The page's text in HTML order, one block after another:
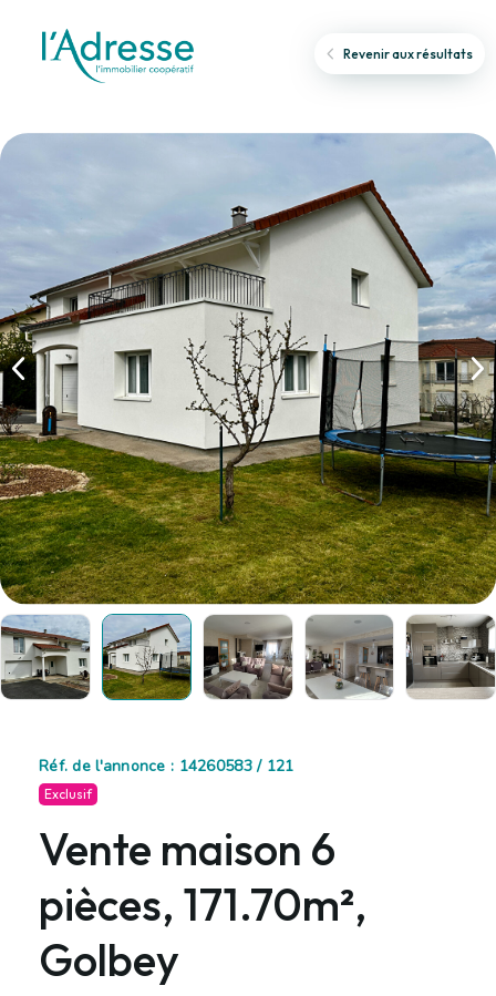
Revenir aux résultats
Réf. de l'annonce : 14260583 / 121
Exclusif
Vente maison 6
pièces, 171.70m²,
Golbey